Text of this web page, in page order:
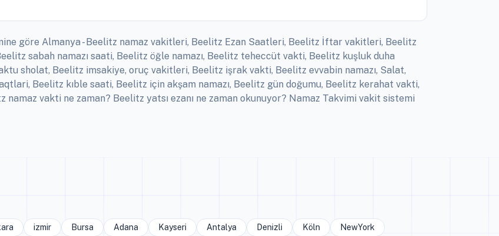
göre Almanya - Beelitz namaz vakitleri, Beelitz Ezan Saatleri, Beelitz İftar vakitleri, Beelitz
sabah namazı saati, Beelitz öğle namazı, Beelitz teheccüt vakti, Beelitz kuşluk duha
sholat, Beelitz imsakiye, oruç vakitleri, Beelitz işrak vakti, Beelitz evvabin namazı, Salat,
Beelitz kıble saati, Beelitz için akşam namazı, Beelitz gün doğumu, Beelitz kerahat vakti,
vakti ne zaman? Beelitz yatsı ezanı ne zaman okunuyor? Namaz Takvimi vakit sistemi
izmir Bursa Adana Kayseri Antalya Denizli Köln NewYork